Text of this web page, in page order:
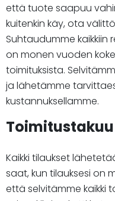
että tuote saapuu
kuitenkin käy, ota
Suhtaudumme kaikkiin
on monen vuoden
toimituksista.
ja lähetämme
kustannuksellamme.
Toimitustakuu
Kaikki tilaukset
saat, kun tilauksesi on
että selvitämme kaikki